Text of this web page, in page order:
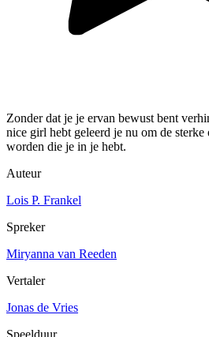
Zonder dat je je ervan bewust bent
nice girl hebt geleerd je nu om de
worden die je in je hebt.
Auteur
Lois P. Frankel
Spreker
Miryanna van Reeden
Vertaler
Jonas de Vries
Speelduur